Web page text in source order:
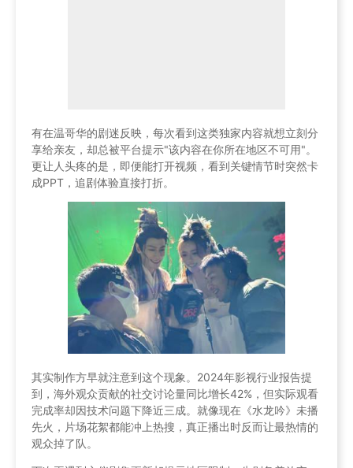
有在温哥华的剧迷反映，每次看到这类独家内容就想立刻分
享给亲友，却总被平台提示"该内容在你所在地区不可用"。
更让人头疼的是，即便能打开视频，看到关键情节时突然卡
成PPT，追剧体验直接打折。
其实制作方早就注意到这个现象。2024年影视行业报告提
到，海外观众贡献的社交讨论量同比增长42%，但实际观看
完成率却因技术问题下降近三成。就像现在《水龙吟》未播
先火，片场花絮都能冲上热搜，真正播出时反而让最热情的
观众掉了队。